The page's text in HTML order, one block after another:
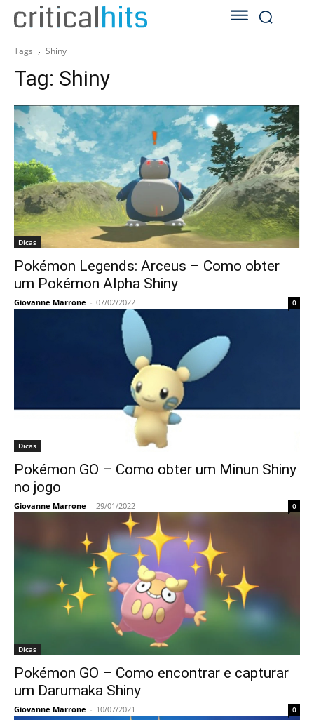
Tags Shiny
Tag: Shiny
Dicas
Pokémon Legends: Arceus – Como obter
um Pokémon Alpha Shiny
Giovanne Marrone - 07/02/2022 0
Dicas
Pokémon GO – Como obter um Minun Shiny
no jogo
Giovanne Marrone - 29/01/2022 0
Dicas
Pokémon GO – Como encontrar e capturar
um Darumaka Shiny
Giovanne Marrone - 10/07/2021 0